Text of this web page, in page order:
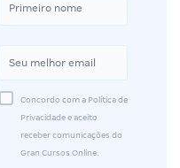
Concordo com a Política de
Privacidade e aceito
receber comunicações do
Gran Cursos Online.